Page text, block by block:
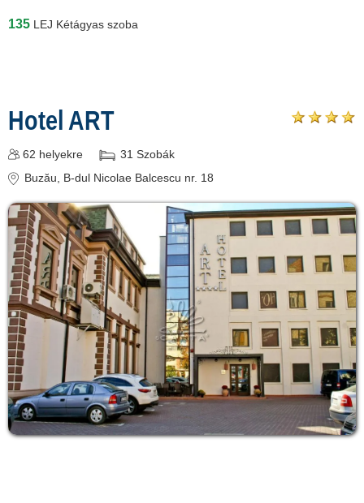
135 LEJ Kétágyas szoba
Hotel ART
62 helyekre 31 Szobák
Buzău, B-dul Nicolae Balcescu nr. 18